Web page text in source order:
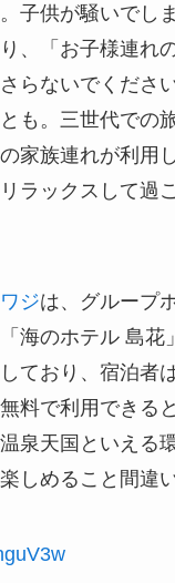
子供が騒いでし
、「お子様連れ
らないでくださ
も。三世代での
家族連れが利用
ラックスして過
ジは、グループ
「海のホテル 島花
ており、宿泊者
料で利用できる
泉天国といえる
しめること間違い